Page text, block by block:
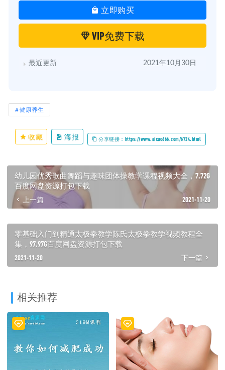
├─ 14 天鹅颈1：告别脖子短粗、头前倾，让你瞬间提气质.ts
├─ 15 天鹅颈2：专业动作带练-两个小工具，轻松解决难看体态.ts
├─ 16 【案例分享3】改变高低肩、厚肩，练就优雅纤细肩背.ts
├─ 【超值福利】赠送5天社群服务，点击领取.ts
├─ 下载必看.txt
└─ 扫一扫第一时间获取最新资源.jpg
立即购买
VIP免费下载
最近更新 2021年10月30日
健康养生
收藏 海报 分享链接：https://www.aixue666.com/6724.html
幼儿园优秀歌曲舞蹈与趣味团体操教学课程视频大全，7.72G
百度网盘资源打包下载
上一篇 2021-11-20
零基础入门到精通太极拳教学陈氏太极拳教学视频教程全
集，97.97G百度网盘资源打包下载
2021-11-20 下一篇
相关推荐